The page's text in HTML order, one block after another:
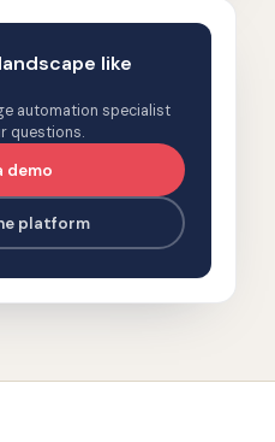
like
automation specialist
questions.
demo
platform